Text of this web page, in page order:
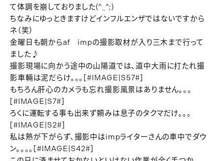
て体調を崩しておりました(^_^;)
ちなみにゆっときますけどインフルエンザではないですから
ネ（笑）
金曜日も朝からaf impの撮影取材が入り三木まで行って
ました♪
撮影現場に向かう途中の山陽道では、道中大雨に打たれ撮
影車輛は泥だらけ。。。[#IMAGE|S57#]
もちろん肝心のカメラも忘れ撮影風景はありません。。。
[#IMAGE|S7#]
ろくに運転する事も出来ず頼みは息子のタクマだけ。。。
[#IMAGE|S2#]
私は熱が下がらず、撮影中はimpライターさんの車中でダウ
ン。。。。[#IMAGE|S42#]